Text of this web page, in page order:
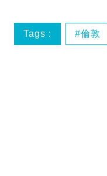
Tags : 倫敦